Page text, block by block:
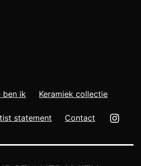
ben ik Keramiek collectie
statement Contact